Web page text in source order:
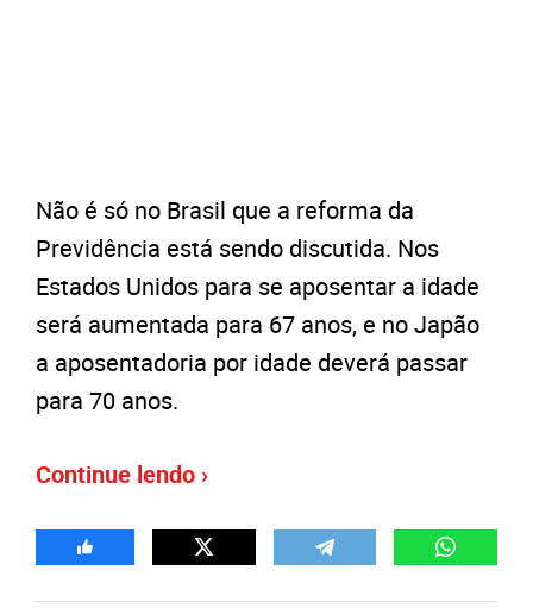
Não é só no Brasil que a reforma da
Previdência está sendo discutida. Nos
Estados Unidos para se aposentar a idade
será aumentada para 67 anos, e no Japão
a aposentadoria por idade deverá passar
para 70 anos.
Continue lendo ›